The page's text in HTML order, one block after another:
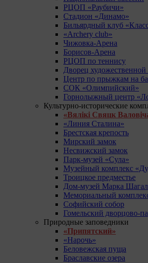
РЦОП «Раубичи»
Стадион «Динамо»
Бильярдный клуб
«Archery club»
Чижовка-Арена
Борисов-Арена
РЦОП по теннису
Дворец
Центр по прыжкам на
СОК «Олимпийский»
Горнолыжный центр
Культурно-исторические
«Вялікі Свяцк
«Линия Сталина»
Брестская крепость
Мирский замок
Несвижский замок
Парк-музей «Сула»
Музейный комплекс
Троицкое предместье
Дом-музей Марка
Мемориальный
Софийский собор
Гомельский дворцово-
Природные заповедники
«Припятский»
«Нарочь»
Беловежская пуща
Браславские озера